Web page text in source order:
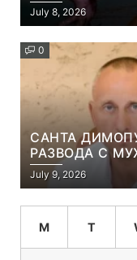
ЧТО ЭТО
УБИЙСТВО
July 8, 2026
0
САНТА
РАЗВОДА С
July 9, 2026
M T